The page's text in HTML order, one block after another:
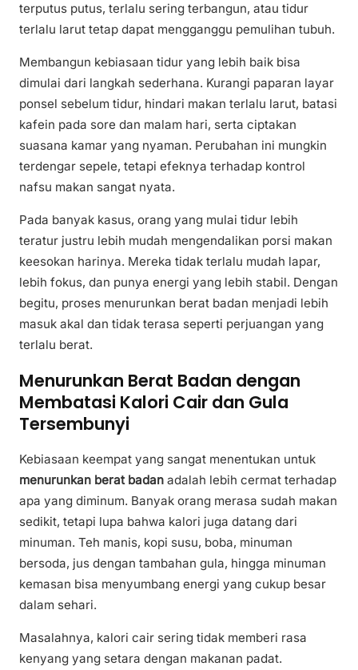
terputus putus, terlalu sering terbangun, atau tidur
terlalu larut tetap dapat mengganggu pemulihan tubuh.
Membangun kebiasaan tidur yang lebih baik bisa
dimulai dari langkah sederhana. Kurangi paparan layar
ponsel sebelum tidur, hindari makan terlalu larut, batasi
kafein pada sore dan malam hari, serta ciptakan
suasana kamar yang nyaman. Perubahan ini mungkin
terdengar sepele, tetapi efeknya terhadap kontrol
nafsu makan sangat nyata.
Pada banyak kasus, orang yang mulai tidur lebih
teratur justru lebih mudah mengendalikan porsi makan
keesokan harinya. Mereka tidak terlalu mudah lapar,
lebih fokus, dan punya energi yang lebih stabil. Dengan
begitu, proses menurunkan berat badan menjadi lebih
masuk akal dan tidak terasa seperti perjuangan yang
terlalu berat.
Menurunkan Berat Badan dengan
Membatasi Kalori Cair dan Gula
Tersembunyi
Kebiasaan keempat yang sangat menentukan untuk
menurunkan berat badan adalah lebih cermat terhadap
apa yang diminum. Banyak orang merasa sudah makan
sedikit, tetapi lupa bahwa kalori juga datang dari
minuman. Teh manis, kopi susu, boba, minuman
bersoda, jus dengan tambahan gula, hingga minuman
kemasan bisa menyumbang energi yang cukup besar
dalam sehari.
Masalahnya, kalori cair sering tidak memberi rasa
kenyang yang setara dengan makanan padat.